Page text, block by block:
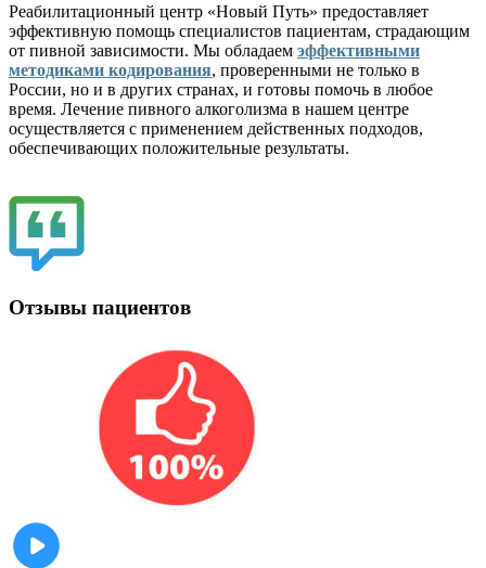
Реабилитационный центр «Новый Путь» предоставляет
эффективную помощь специалистов пациентам, страдающим
от пивной зависимости. Мы обладаем эффективными
методиками кодирования, проверенными не только в
России, но и в других странах, и готовы помочь в любое
время. Лечение пивного алкоголизма в нашем центре
осуществляется с применением действенных подходов,
обеспечивающих положительные результаты.
Отзывы пациентов